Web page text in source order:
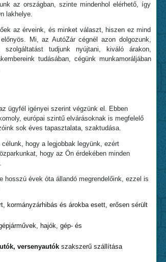
az országban, szinte mindenhol elérhető, így
lakhelye.
az érveink, és minket választ, hiszen ez mind
Mi, az AutóZár cégnél azon dolgozunk,
szolgáltatást tudjunk nyújtani, kiváló árakon,
tudásában, cégünk munkamoráljában
ügyfél igényei szerint végzünk el. Ebben
európai szintű elvárásoknak is megfelelő
sok éves tapasztalata, szaktudása.
hogy a legjobbak legyünk, ezért
hogy az Ön érdekében minden
hosszú évek óta állandó megrendelőink, ezzel is
kormányzárhibás és árokba esett, erősen sérült
hajók, gép- és
versenyautók szakszerű szállítása